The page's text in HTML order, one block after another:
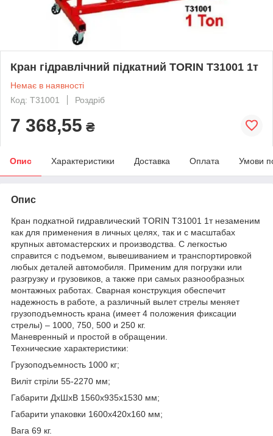
Кран гідравлічний підкатний TORIN T31001 1т
Немає в наявності
Код: T31001
Роздріб
7 368,55 ₴
Опис Характеристики Доставка Оплата Умови
Опис
Кран подкатной гидравлический TORIN T31001 1т незаменим
как для применения в личных целях, так и с масштабах
крупных автомастерских и производства. С легкостью
справится с подъемом, вывешиванием и транспортировкой
любых деталей автомобиля. Применим для погрузки или
разгрузку и грузовиков, а также при самых разнообразных
монтажных работах. Сварная конструкция обеспечит
надежность в работе, а различный вылет стрелы меняет
грузоподъемность крана (имеет 4 положения фиксации
стрелы) – 1000, 750, 500 и 250 кг.
Маневренный и простой в обращении.
Технические характеристики:
Грузоподъемность 1000 кг;
Виліт стріли 55-2270 мм;
Габарити ДхШхВ 1560х935х1530 мм;
Габарити упаковки 1600х420х160 мм;
Вага 69 кг.